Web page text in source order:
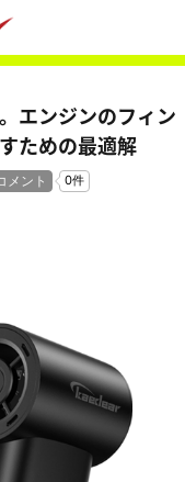
エンジンのフィン
ための最適解